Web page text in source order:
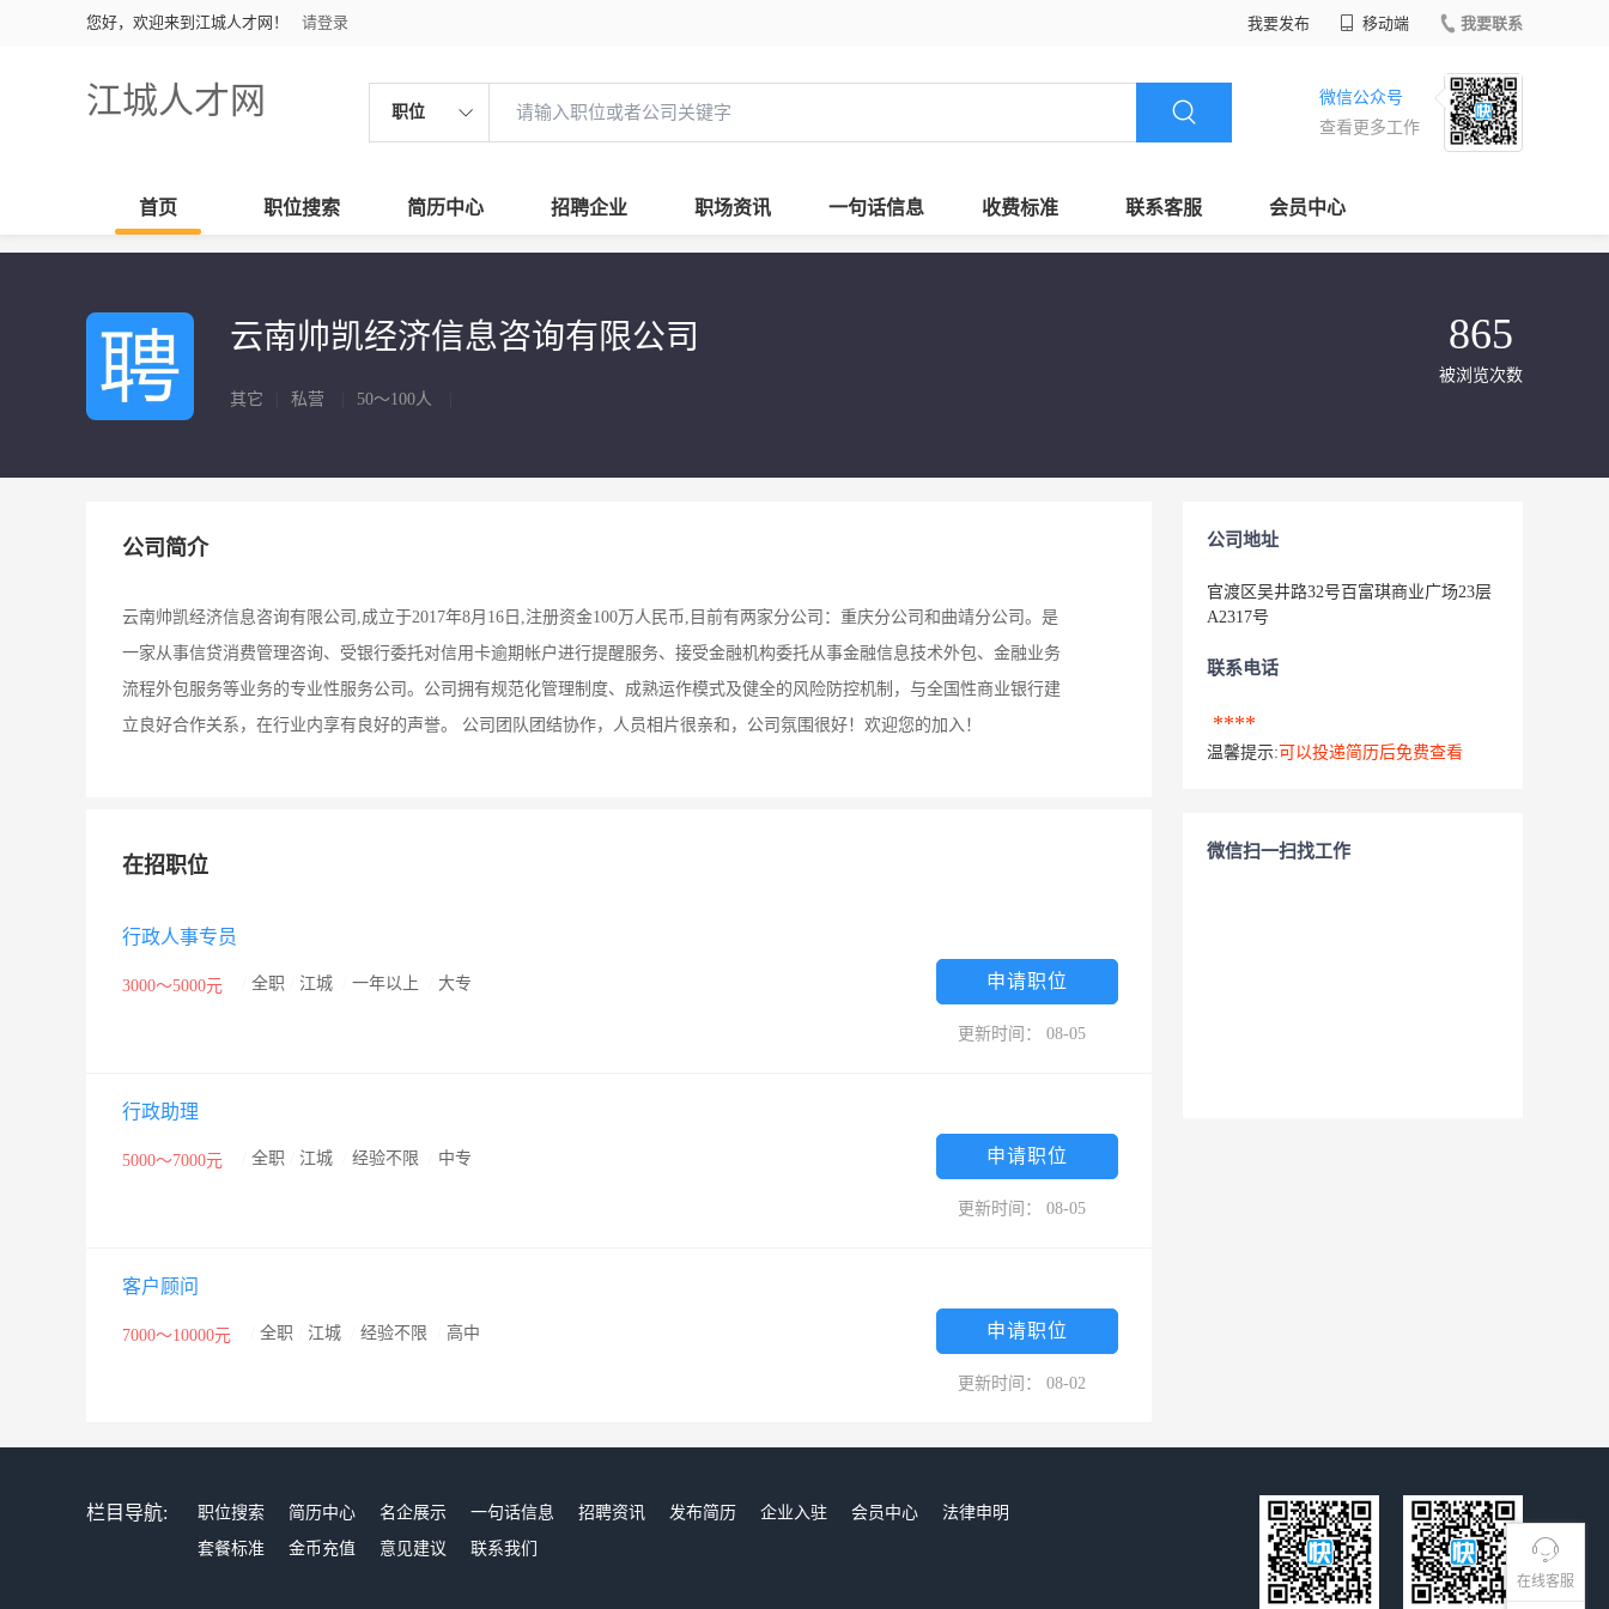
您好，欢迎来到江城人才网！ 请登录 我要发布 移动端 我要联系
江城人才网 职位
微信公众号
查看更多工作
首页 职位搜索 简历中心 招聘企业 职场资讯 一句话信息 收费标准 联系客服 会员中心
在线客服
云南帅凯经济信息咨询有限公司
其它 私营 50～100人
865
被浏览次数
公司简介
云南帅凯经济信息咨询有限公司,成立于2017年8月16日,注册资金100万人民币,目前有两家分公司：重庆分公司和曲靖分公司。是
一家从事信贷消费管理咨询、受银行委托对信用卡逾期帐户进行提醒服务、接受金融机构委托从事金融信息技术外包、金融业务
流程外包服务等业务的专业性服务公司。公司拥有规范化管理制度、成熟运作模式及健全的风险防控机制，与全国性商业银行建
立良好合作关系，在行业内享有良好的声誉。 公司团队团结协作，人员相片很亲和，公司氛围很好！欢迎您的加入！
在招职位
行政人事专员
3000～5000元 全职 江城 一年以上 大专 申请职位
更新时间： 08-05
行政助理
5000～7000元 全职 江城 经验不限 中专 申请职位
更新时间： 08-05
客户顾问
7000～10000元 全职 江城 经验不限 高中 申请职位
更新时间： 08-02
公司地址
官渡区吴井路32号百富琪商业广场23层
A2317号
联系电话
****
温馨提示: 可以投递简历后免费查看
微信扫一扫找工作
栏目导航: 职位搜索 简历中心 名企展示 一句话信息 招聘资讯 发布简历 企业入驻 会员中心
法律申明
套餐标准
金币充值 意见建议 联系我们